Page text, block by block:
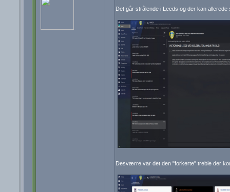
Det går strålende i Leeds og der kan
Desværre var det den "forkerte" treble der